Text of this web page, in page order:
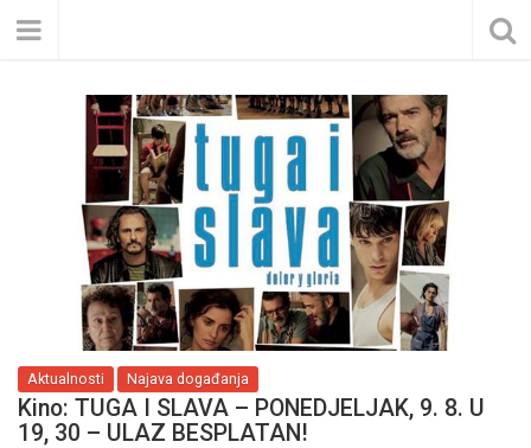
Aktualnosti Najava događanja
Kino: TUGA I SLAVA – PONEDJELJAK, 9. 8. U
19, 30 – ULAZ BESPLATAN!